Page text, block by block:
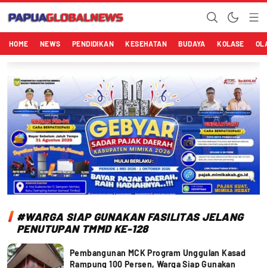
Papuaglobalnews.com
Menulis Fakta dengan Hati Bening
HOME NEWS PENDIDIKAN KESEHATAN BUDAYA KOLASE
#WARGA SIAP GUNAKAN FASILITAS JELANG
PENUTUPAN TMMD KE-128
Pembangunan MCK Program Unggulan Kasad
Rampung 100 Persen, Warga Siap Gunakan